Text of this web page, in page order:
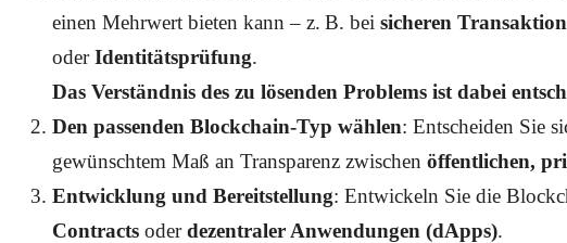
einen Mehrwert bieten kann – z. B. bei sicheren
oder Identitätsprüfung.
Das Verständnis des zu lösenden Problems ist dabei
Den passenden Blockchain-Typ wählen: Entscheiden Sie
gewünschtem Maß an Transparenz zwischen öffentlichen,
Entwicklung und Bereitstellung: Entwickeln Sie die
Contracts oder dezentraler Anwendungen (dApps).